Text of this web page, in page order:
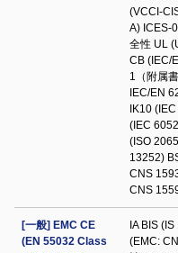
(VCCI-
A) ICES-
全性 UL
CB (IEC/
1（附属
IEC/EN
IK10
(IEC
(ISO
13252)
CNS
CNS
[一般] EMC CE
(EN 55032 Class
IA BIS
(EMC: